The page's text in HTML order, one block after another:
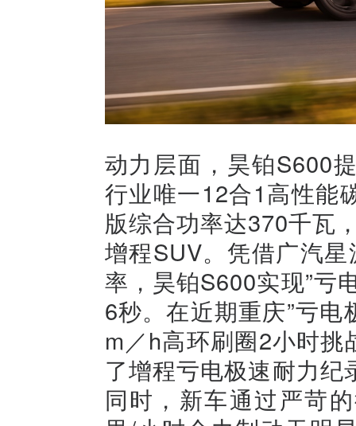
动力层面，昊铂S600
行业唯一12合1高性能
版综合功率达370千瓦
增程SUV。凭借广汽
率，昊铂S600实现”亏
6秒。在近期重庆”亏
m／h高环刷圈2小时
了增程亏电极速耐力
同时，新车通过严苛